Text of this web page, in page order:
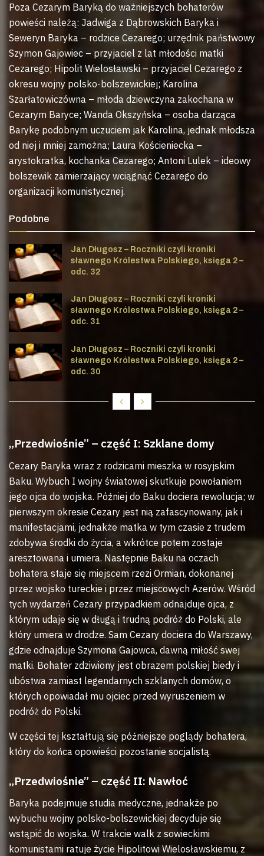
Poza Cezarym Baryką do ważniejszych bohaterów
powieści należą: Jadwiga z Dąbrowskich Baryka i
Seweryn Baryka – rodzice Cezarego; urzędnik państwowy
Szymon Gajowiec – przyjaciel z lat młodości matki
Cezarego; Hipolit Wielosławski – przyjaciel Cezarego z
okresu wojny polsko-bolszewickiej; Karolina
Szarłatowiczówna – młoda dziewczyna zakochana w
Cezarym Baryce; Wanda Okszyńska – osoba darząca
Barykę podobnym uczuciem jak Karolina, jednak młodsza
od niej i mniej zamożna; Laura Kościeniecka –
arystokratka, kochanka Cezarego; Antoni Lulek – ideowy
bolszewik zamierzający wciągnąć Cezarego do
organizacji komunistycznej.
Podobne
Jan Długosz – Roczniki czyli kroniki
sławnego Królestwa Polskiego, księga 2 –
odc. 32
Jan Długosz – Roczniki czyli kroniki
sławnego Królestwa Polskiego, księga 2 –
odc. 31
Jan Długosz – Roczniki czyli kroniki
sławnego Królestwa Polskiego, księga 2 –
odc. 30
„Przedwiośnie” – część I: Szklane domy
Cezary Baryka wraz z rodzicami mieszka w rosyjskim
Baku. Wybuch I wojny światowej skutkuje powołaniem
jego ojca do wojska. Później do Baku dociera rewolucja; w
pierwszym okresie Cezary jest nią zafascynowany, jak i
manifestacjami, jednakże matka w tym czasie z trudem
zdobywa środki do życia, a wkrótce potem zostaje
aresztowana i umiera. Następnie Baku na oczach
bohatera staje się miejscem rzezi Ormian, dokonanej
przez wojsko tureckie i przez miejscowych Azerów. Wśród
tych wydarzeń Cezary przypadkiem odnajduje ojca, z
którym udaje się w długą i trudną podróż do Polski, ale
który umiera w drodze. Sam Cezary dociera do Warszawy,
gdzie odnajduje Szymona Gajowca, dawną miłość swej
matki. Bohater zdziwiony jest obrazem polskiej biedy i
ubóstwa zamiast legendarnych szklanych domów, o
których opowiadał mu ojciec przed wyruszeniem w
podróż do Polski.
W części tej kształtują się późniejsze poglądy bohatera,
który do końca opowieści pozostanie socjalistą.
„Przedwiośnie” – część II: Nawłoć
Baryka podejmuje studia medyczne, jednakże po
wybuchu wojny polsko-bolszewickiej decyduje się
wstąpić do wojska. W trakcie walk z sowieckimi
komunistami ratuje życie Hipolitowi Wielosławskiemu, z